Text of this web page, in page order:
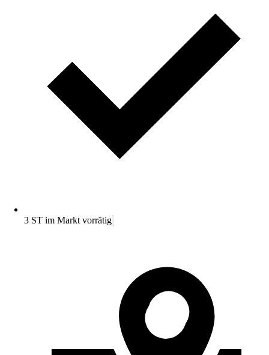
3 ST im Markt vorrätig